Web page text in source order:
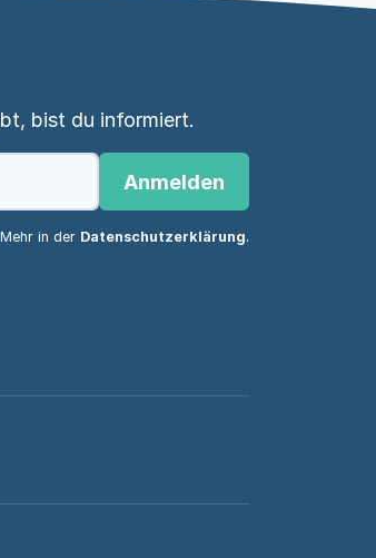
bist du informiert.
Anmelden
in der Datenschutzerklärung.